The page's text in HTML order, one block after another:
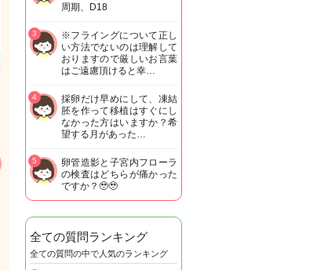
周期、D18
※フライングについて正し
い方法でないのは理解して
おりますので厳しいお言葉
はご遠慮頂けると幸…
3
採卵だけ早めにして、凍結
胚を作って移植はすぐにし
なかった方はいますか？希
望する月があった…
4
卵管造影と子宮内フローラ
の検査はどちらが痛かった
ですか？🥹🥹
5
全ての質問ランキング
全ての質問の中で人気のランキング